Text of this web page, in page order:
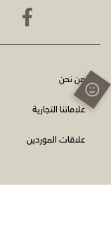
من نحن
علاماتنا التجارية
علاقات الموردين